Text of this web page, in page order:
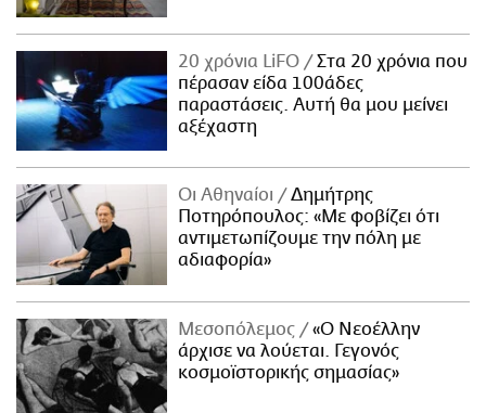
20 χρόνια LiFO
Στα 20 χρόνια που
πέρασαν είδα 100άδες
παραστάσεις. Αυτή θα μου μείνει
αξέχαστη
Οι Αθηναίοι
Δημήτρης
Ποτηρόπουλος: «Με φοβίζει ότι
αντιμετωπίζουμε την πόλη με
αδιαφορία»
Μεσοπόλεμος
«Ο Νεοέλλην
άρχισε να λούεται. Γεγονός
κοσμοϊστορικής σημασίας»